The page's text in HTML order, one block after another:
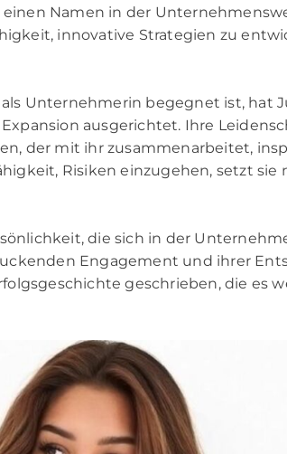
Namen in der
innovative Strategien zu
Unternehmerin begegnet ist, hat
ausgerichtet. Ihre
der mit ihr zusammenarbeitet,
Risiken einzugehen, setzt sie
die sich in der
Engagement und ihrer
geschrieben, die es